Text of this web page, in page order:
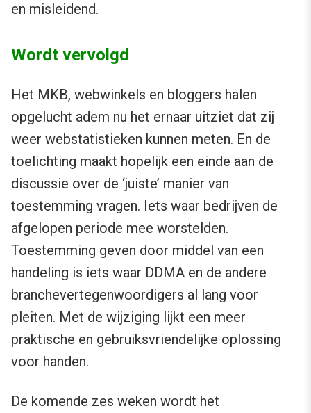
en misleidend.
Wordt vervolgd
Het MKB, webwinkels en bloggers halen
opgelucht adem nu het ernaar uitziet dat zij
weer webstatistieken kunnen meten. En de
toelichting maakt hopelijk een einde aan de
discussie over de ‘juiste’ manier van
toestemming vragen. Iets waar bedrijven de
afgelopen periode mee worstelden.
Toestemming geven door middel van een
handeling is iets waar DDMA en de andere
branchevertegenwoordigers al lang voor
pleiten. Met de wijziging lijkt een meer
praktische en gebruiksvriendelijke oplossing
voor handen.
De komende zes weken wordt het